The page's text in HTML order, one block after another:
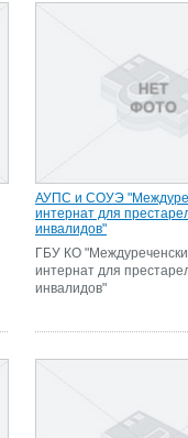
АУПС и СОУЭ
интернат для
инвалидов"
ГБУ КО
интернат для
инвалидов"